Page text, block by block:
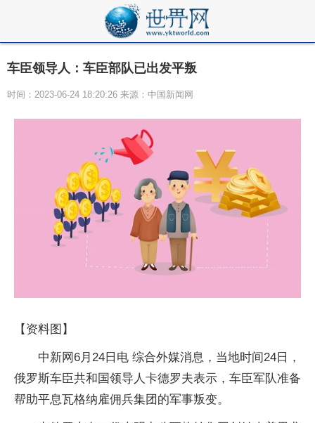
车臣领导人：车臣部队已出发平叛
时间：2023-06-24 18:20:26 来源：中国新闻网
【资料图】
中新网6月24日电 综合外媒消息，当地时间24日，
俄罗斯车臣共和国领导人卡德罗夫表示，车臣军队准备
帮助平息瓦格纳雇佣兵集团的军事叛变。